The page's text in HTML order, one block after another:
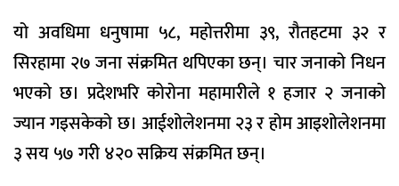
यो अवधिमा धनुषामा ५८, महोत्तरीमा ३९, रौतहटमा ३२ र
सिरहामा २७ जना संक्रमित थपिएका छन्। चार जनाको निधन
भएको छ। प्रदेशभरि कोरोना महामारीले १ हजार २ जनाको
ज्यान गइसकेको छ। आईशोलेशनमा २३ र होम आइशोलेशनमा
३ सय ५७ गरी ४२० सक्रिय संक्रमित छन्।